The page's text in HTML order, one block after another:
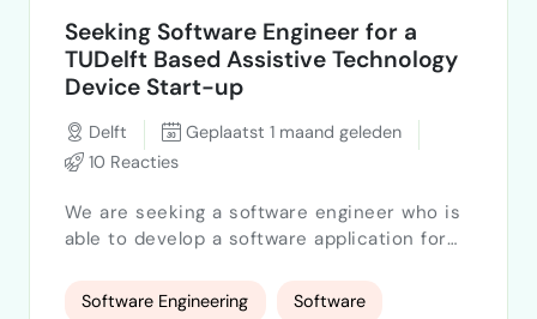
Seeking Software Engineer for a
TUDelft Based Assistive Technology
Device Start-up
Delft
Geplaatst 1 maand geleden
10 Reacties
We are seeking a software engineer who is
able to develop a software application for
which will soon be based at the YES!Delft
Software Engineering Software